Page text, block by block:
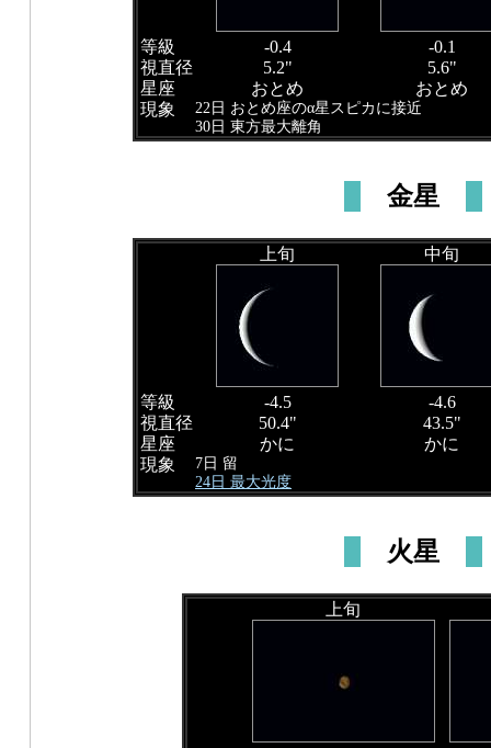
等級 -0.4
-0.1
視直径
5.2"
5.6"
星座
おとめ
おとめ
現象
22日 おとめ座のα星スピカに接近
30日 東方最大離角
金星
上旬 中旬
等級 -4.5
-4.6
視直径
50.4"
43.5"
星座
かに
かに
現象
7日 留
24日 最大光度
火星
上旬